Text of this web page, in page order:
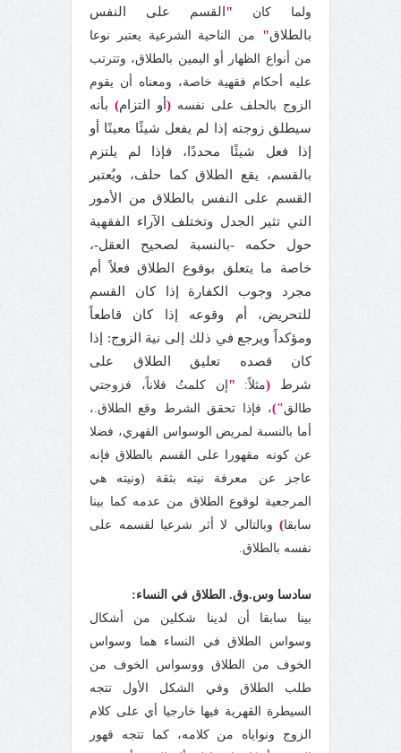
ولما كان "القسم على النفس
بالطلاق" من الناحية الشرعية يعتبر نوعا
من أنواع الظهار أو اليمين بالطلاق، وتترتب
عليه أحكام فقهية خاصة، ومعناه أن يقوم
الزوج بالحلف على نفسه (أو التزام) بأنه
سيطلق زوجته إذا لم يفعل شيئًا معينًا أو
إذا فعل شيئًا محددًا، فإذا لم يلتزم
بالقسم، يقع الطلاق كما حلف، ويُعتبر
القسم على النفس بالطلاق من الأمور
التي تثير الجدل وتختلف الآراء الفقهية
حول حكمه -بالنسبة لصحيح العقل-،
خاصة ما يتعلق بوقوع الطلاق فعلاً أم
مجرد وجوب الكفارة إذا كان القسم
للتحريض، أم وقوعه إذا كان قاطعاً
ومؤكداً ويرجع في ذلك إلى نية الزوج: إذا
كان قصده تعليق الطلاق على
شرط (مثلاً: "إن كلمتُ فلاناً، فزوجتي
طالق")، فإذا تحقق الشرط وقع الطلاق.،
أما بالنسبة لمريض الوسواس القهري، فضلا
عن كونه مقهورا على القسم بالطلاق فإنه
عاجز عن معرفة نيته بثقة (ونيته هي
المرجعية لوقوع الطلاق من عدمه كما بينا
سابقا) وبالتالي لا أثر شرعيا لقسمه على
نفسه بالطلاق.
سادسا وس.وق. الطلاق في النساء:
بينا سابقا أن لدينا شكلين من أشكال
وسواس الطلاق في النساء هما وسواس
الخوف من الطلاق ووسواس الخوف من
طلب الطلاق وفي الشكل الأول تتجه
السيطرة القهرية فيها خارجيا أي على كلام
الزوج ونواياه من كلامه، كما تتجه قهور